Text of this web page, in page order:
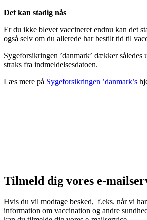
Det kan stadig nås
Er du ikke blevet vaccineret endnu kan det
også selv om du allerede har bestilt tid til
Sygeforsikringen ’danmark’ dækker
straks fra indmeldelsesdatoen.
Læs mere på Sygeforsikringen ’danmark’s
Tilmeld dig vores e-
Hvis du vil modtage besked, f.eks. når vi
information om vaccination og andre